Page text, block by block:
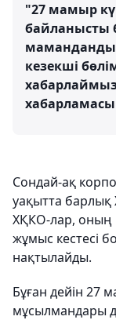
"27 мамыр
байланысты
кезекші
Сондай-ақ
уақытта
ХҚКО-лар, оның
жұмыс кестесі
нақтылайды.
Бұған дейін 27
мұсылмандары